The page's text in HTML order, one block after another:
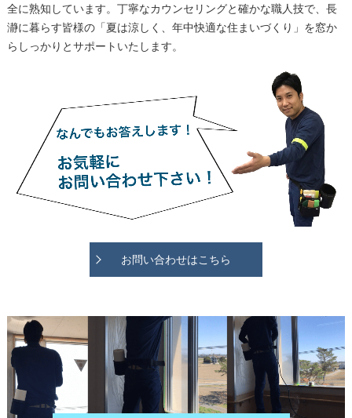
全に熟知しています。丁寧なカウンセリングと確かな職人技で、長
瀞に暮らす皆様の「夏は涼しく、年中快適な住まいづくり」を窓か
らしっかりとサポートいたします。
お問い合わせはこちら